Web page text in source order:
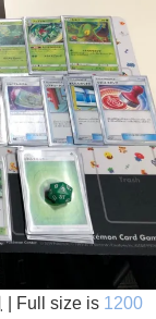
Full size is 1200